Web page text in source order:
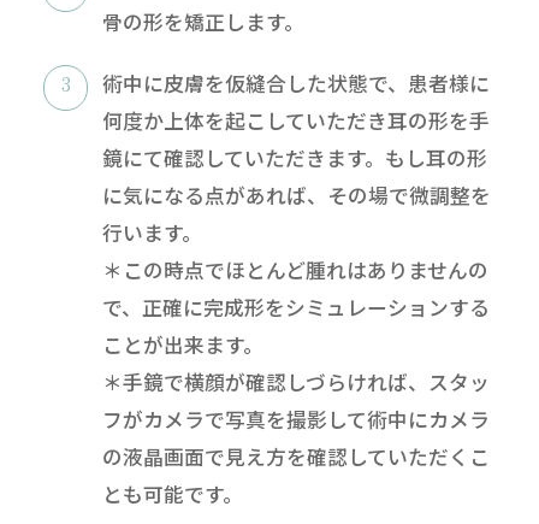
骨の形を矯正します。
術中に皮膚を仮縫合した状態で、患者様に
何度か上体を起こしていただき耳の形を手
鏡にて確認していただきます。もし耳の形
に気になる点があれば、その場で微調整を
行います。
＊この時点でほとんど腫れはありませんの
で、正確に完成形をシミュレーションする
ことが出来ます。
＊手鏡で横顔が確認しづらければ、スタッ
フがカメラで写真を撮影して術中にカメラ
の液晶画面で見え方を確認していただくこ
とも可能です。